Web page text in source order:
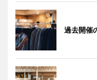
過去開催